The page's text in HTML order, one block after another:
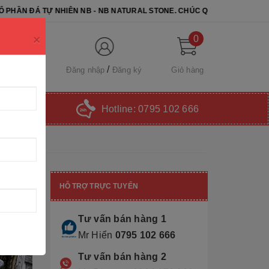
NB - NB NATURAL STONE. CHÚC QUÝ KHÁCH CHỌN ĐƯỢC SẢN
Đăng nhập Đăng ký
0
Giỏ hàng
Hotline: 0795 102 666
×
HỖ TRỢ TRỰC TUYẾN
Tư vấn bán hàng 1
Mr Hiển 0795 102 666
Tư vấn bán hàng 2